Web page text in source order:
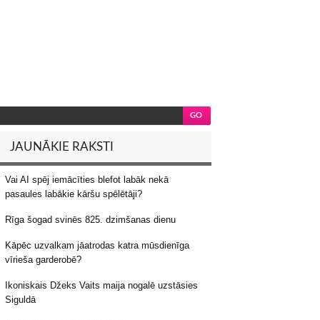
JAUNĀKIE RAKSTI
Vai AI spēj iemācīties blefot labāk nekā
pasaules labākie kāršu spēlētāji?
Rīga šogad svinēs 825. dzimšanas dienu
Kāpēc uzvalkam jāatrodas katra mūsdienīga
vīrieša garderobē?
Ikoniskais Džeks Vaits maija nogalē uzstāsies
Siguldā